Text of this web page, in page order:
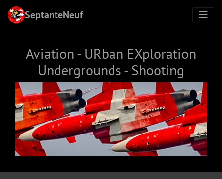
SeptanteNeuf
Aviation - URban EXploration
Undergrounds - Shooting